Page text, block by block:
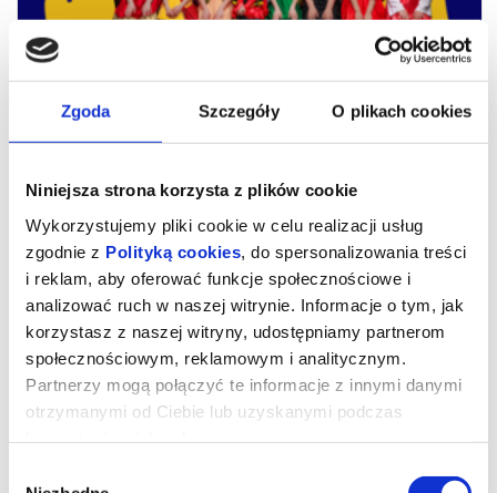
Zgoda Szczegóły O plikach cookies
Niniejsza strona korzysta z plików cookie
Wykorzystujemy pliki cookie w celu realizacji usług
zgodnie z Polityką cookies , do spersonalizowania treści
i reklam, aby oferować funkcje społecznościowe i
analizować ruch w naszej witrynie. Informacje o tym, jak
korzystasz z naszej witryny, udostępniamy partnerom
społecznościowym, reklamowym i analitycznym.
Partnerzy mogą połączyć te informacje z innymi danymi
otrzymanymi od Ciebie lub uzyskanymi podczas
Flor Magica – opowieść dawnego
Meksyku
Flor Magica – opowieść dawnego Meksyku
W pewnym meksykańskim miasteczku od wielu lat rośnie
niebezpieczeństwem. Od tamtej pory ludzie żyją tam spokojnie,